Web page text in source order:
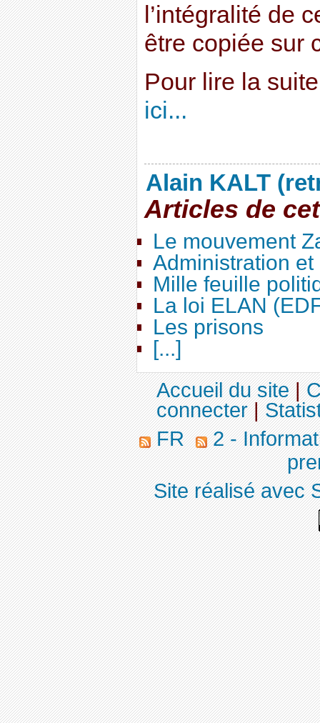
l’intégralité de
être copiée sur
Pour lire la
ici...
Alain KALT
Articles de
Le mouvement
Administration
Mille feuille
La loi ELAN
Les prisons
[...]
Accueil du site|
connecter|
FR
2 -
Site réalisé avec